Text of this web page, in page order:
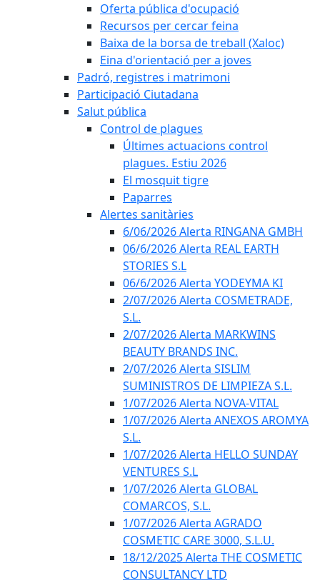
Oferta pública d'ocupació
Recursos per cercar feina
Baixa de la borsa de treball (Xaloc)
Eina d'orientació per a joves
Padró, registres i matrimoni
Participació Ciutadana
Salut pública
Control de plagues
Últimes actuacions control
plagues. Estiu 2026
El mosquit tigre
Paparres
Alertes sanitàries
6/06/2026 Alerta RINGANA GMBH
06/6/2026 Alerta REAL EARTH
STORIES S.L
06/6/2026 Alerta YODEYMA KI
2/07/2026 Alerta COSMETRADE,
S.L.
2/07/2026 Alerta MARKWINS
BEAUTY BRANDS INC.
2/07/2026 Alerta SISLIM
SUMINISTROS DE LIMPIEZA S.L.
1/07/2026 Alerta NOVA-VITAL
1/07/2026 Alerta ANEXOS AROMYA
S.L.
1/07/2026 Alerta HELLO SUNDAY
VENTURES S.L
1/07/2026 Alerta GLOBAL
COMARCOS, S.L.
1/07/2026 Alerta AGRADO
COSMETIC CARE 3000, S.L.U.
18/12/2025 Alerta THE COSMETIC
CONSULTANCY LTD